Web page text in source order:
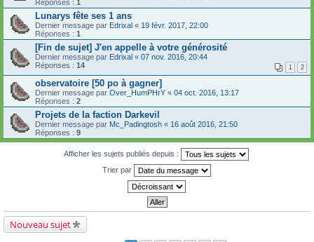
Réponses : 1
Lunarys fête ses 1 ans
Dernier message par Edrixal « 19 févr. 2017, 22:00
Réponses : 1
[Fin de sujet] J'en appelle à votre générosité
Dernier message par Edrixal « 07 nov. 2016, 20:44
Réponses : 14 1 2
observatoire [50 po à gagner]
Dernier message par Over_HumPHrY « 04 oct. 2016, 13:17
Réponses : 2
Projets de la faction Darkevil
Dernier message par Mc_Padingtosh « 16 août 2016, 21:50
Réponses : 9
Afficher les sujets publiés depuis :
Trier par
Nouveau sujet